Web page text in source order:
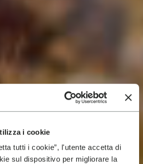
i cookie
tutti i cookie”, l'utente accetta di
sul dispositivo per migliorare la